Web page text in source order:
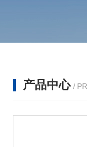
产品中心 /